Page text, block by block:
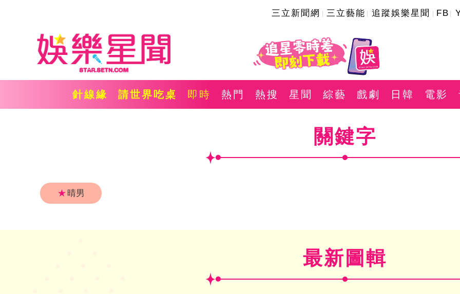
三立新聞網 三立藝能 追蹤娛樂星聞 FB
針線緣 請世界吃桌 即時 熱門 熱搜 星聞 綜藝 戲劇 日韓 電影
關鍵字
★ 晴男
最新圖輯